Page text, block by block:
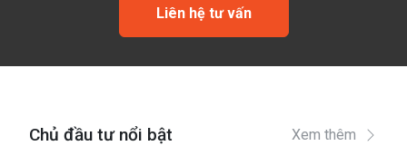
Liên hệ tư vấn
Chủ đầu tư nổi bật Xem thêm